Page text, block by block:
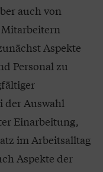
auch von
Aspekte
Personal zu
der Auswahl
Einarbeitung,
im Arbeitsalltag
Aspekte der